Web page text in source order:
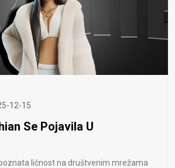
12-15
Se Pojavila U
ličnost na društvenim mrežama